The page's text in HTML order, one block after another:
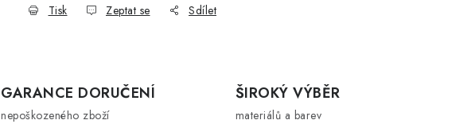
Tisk Zeptat se Sdílet
GARANCE DORUČENÍ
nepoškozeného zboží
ŠIROKÝ VÝBĚR
materiálů a barev